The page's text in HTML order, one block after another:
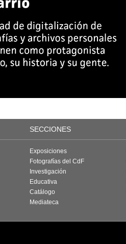
SECCIONES
Exposiciones
Fotografías del CdF
Investigación
Educativa
Catálogo
Mediateca